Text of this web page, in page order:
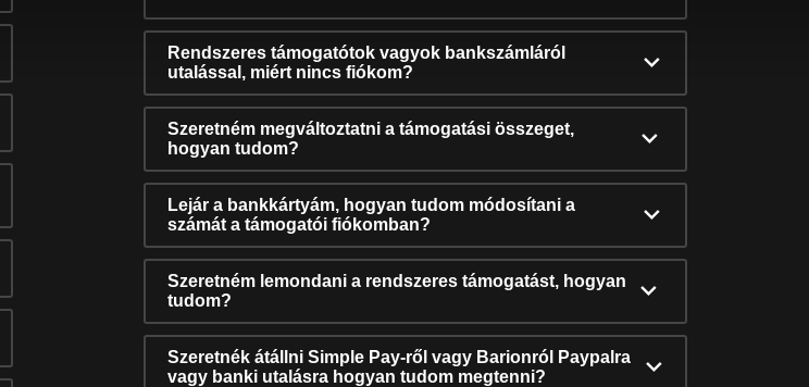
Rendszeres támogatótok vagyok bankszámláról
utalással, miért nincs fiókom?
Szeretném megváltoztatni a támogatási összeget,
hogyan tudom?
Lejár a bankkártyám, hogyan tudom módosítani a
számát a támogatói fiókomban?
Szeretném lemondani a rendszeres támogatást, hogyan
tudom?
Szeretnék átállni Simple Pay-ről vagy Barionról Paypalra
vagy banki utalásra hogyan tudom megtenni?